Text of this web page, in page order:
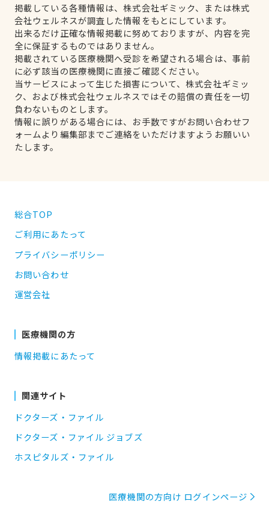
掲載している各種情報は、株式会社ギミック、または株式
会社ウェルネスが調査した情報をもとにしています。
出来るだけ正確な情報掲載に努めておりますが、内容を完
全に保証するものではありません。
掲載されている医療機関へ受診を希望される場合は、事前
に必ず該当の医療機関に直接ご確認ください。
当サービスによって生じた損害について、株式会社ギミッ
ク、および株式会社ウェルネスではその賠償の責任を一切
負わないものとします。
情報に誤りがある場合には、お手数ですがお問い合わせフ
ォームより編集部までご連絡をいただけますようお願いい
たします。
総合TOP
ご利用にあたって
プライバシーポリシー
お問い合わせ
運営会社
医療機関の方
情報掲載にあたって
関連サイト
ドクターズ・ファイル
ドクターズ・ファイル ジョブズ
ホスピタルズ・ファイル
医療機関の方向け ログインページ